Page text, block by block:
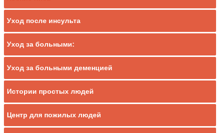
Уход после инсульта
Уход за больными:
Уход за больными деменцией
Истории простых людей
Центр для пожилых людей